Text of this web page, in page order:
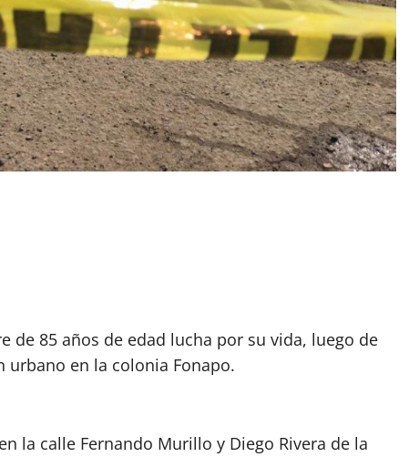
de 85 años de edad lucha por su vida, luego de
en la colonia Fonapo.
la calle Fernando Murillo y Diego Rivera de la